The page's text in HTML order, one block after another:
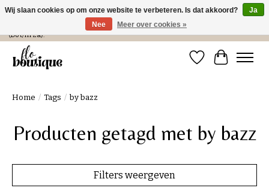
Verzending in NL € 4,99 en gratis bij een bestelling > € 100 of afhalen in de winkel
(Do t/m Za).
Verlanglijst
Home / Tags / by bazz
Producten getagd met by bazz
Filters weergeven
Wij slaan cookies op om onze website te verbeteren. Is dat akkoord?
Ja
Nee
Meer over cookies »